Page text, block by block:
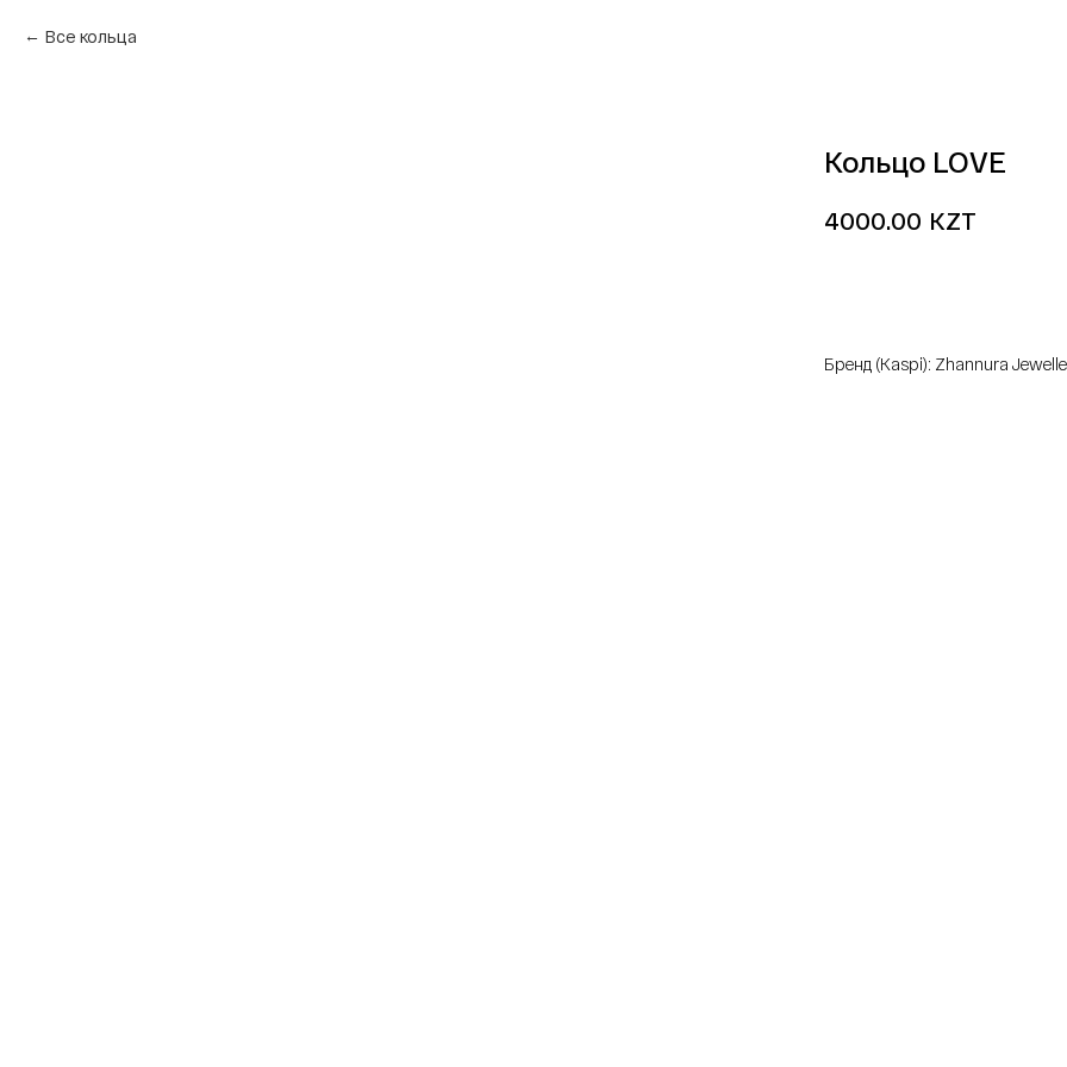
Все кольца
Кольцо LOVE
4000.00 KZT
Бренд (Kaspi): Zhannura